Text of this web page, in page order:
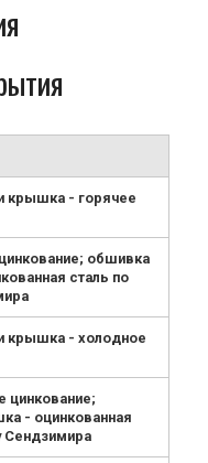
крышка - горячее
обшивка
сталь по
крышка - холодное
цинкование;
- оцинкованная
Сендзимира